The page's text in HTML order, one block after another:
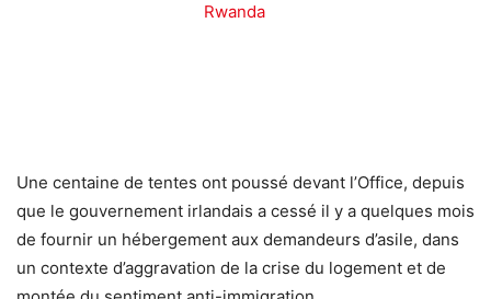
Rwanda
Une centaine de tentes ont poussé devant l’Office, depuis
que le gouvernement irlandais a cessé il y a quelques mois
de fournir un hébergement aux demandeurs d’asile, dans
un contexte d’aggravation de la crise du logement et de